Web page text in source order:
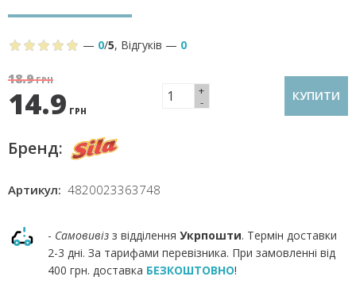
— 0/5, Відгуків — 0
18.9ГРН
14.9 ГРН
+
-
КУПИТИ
Бренд:
Артикул: 4820023363748
- Самовивіз з відділення Укрпошти. Термін доставки
2-3 дні. За тарифами перевізника. При замовленні від
400 грн. доставка БЕЗКОШТОВНО!